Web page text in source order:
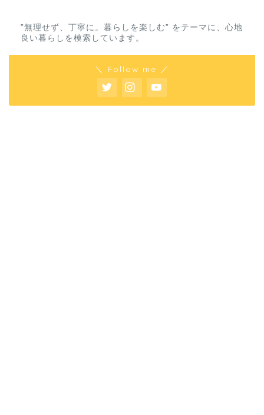
”無理せず、丁寧に。暮らしを楽しむ” をテーマに、心地
良い暮らしを模索しています。
＼ Follow me ／